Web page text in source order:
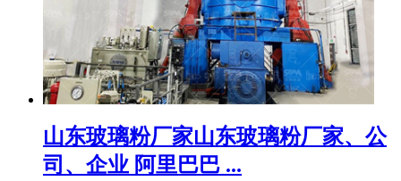
山东玻璃粉厂家山东玻璃粉厂家、公
司、企业 阿里巴巴 ...